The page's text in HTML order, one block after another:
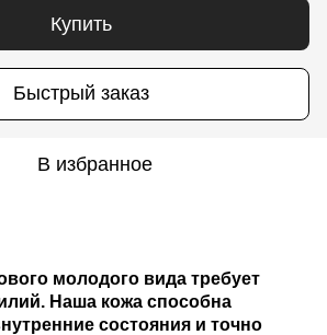
Купить
Быстрый заказ
В избранное
молодого вида требует
Наша кожа способна
состояния и точно